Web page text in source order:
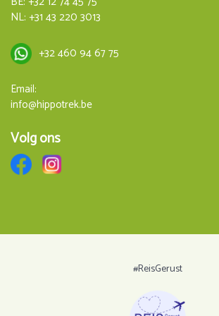
Dag 8
NL: +31 43 220 3013
+32 460 94 67 75
Email:
info@hippotrek.be
Volg ons
#ReisGerust